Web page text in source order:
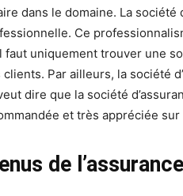
dans le domaine. La société
Ce
uniquement trouver une
Par ailleurs, la société
dire que la société
et très appréciée sur
de